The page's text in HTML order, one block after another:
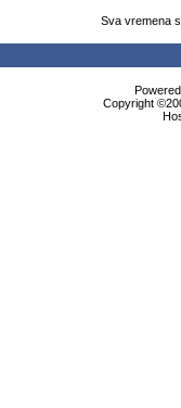
Sva vremena
Copyright